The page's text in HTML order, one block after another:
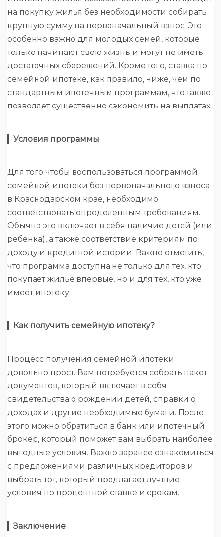
на покупку жилья без необходимости собирать
крупную сумму на первоначальный взнос. Это
особенно важно для молодых семей, которые
только начинают свою жизнь и могут не иметь
достаточных сбережений. Кроме того, ставка по
семейной ипотеке, как правило, ниже, чем по
стандартным ипотечным программам, что также
позволяет существенно сэкономить на выплатах.
Условия программы
Для того чтобы воспользоваться программой
семейной ипотеки без первоначального взноса
в Краснодарском крае, необходимо
соответствовать определенным требованиям.
Обычно это включает в себя наличие детей (или
ребенка), а также соответствие критериям по
доходу и кредитной истории. Важно отметить,
что программа доступна не только для тех, кто
покупает жилье впервые, но и для тех, кто уже
имеет ипотеку.
Как получить семейную ипотеку?
Процесс получения семейной ипотеки
довольно прост. Вам потребуется собрать пакет
документов, который включает в себя
свидетельства о рождении детей, справки о
доходах и другие необходимые бумаги. После
этого можно обратиться в банк или ипотечный
брокер, который поможет вам выбрать наиболее
выгодные условия. Важно заранее ознакомиться
с предложениями различных кредиторов и
выбрать тот, который предлагает лучшие
условия по процентной ставке и срокам.
▎Заключение